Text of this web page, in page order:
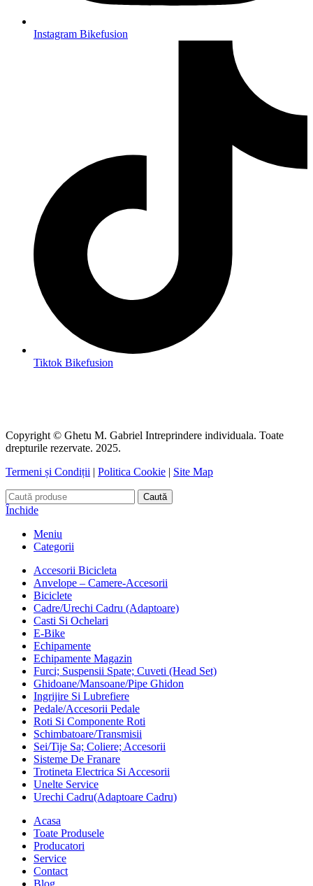
Instagram Bikefusion
Tiktok Bikefusion
Copyright © Ghetu M. Gabriel Intreprindere individuala. Toate
drepturile rezervate. 2025.
Termeni și Condiții | Politica Cookie | Site Map
Caută
Închide
Meniu
Categorii
Accesorii Bicicleta
Anvelope – Camere-Accesorii
Biciclete
Cadre/Urechi Cadru (Adaptoare)
Casti Si Ochelari
E-Bike
Echipamente
Echipamente Magazin
Furci; Suspensii Spate; Cuveti (Head Set)
Ghidoane/Mansoane/Pipe Ghidon
Ingrijire Si Lubrefiere
Pedale/Accesorii Pedale
Roti Si Componente Roti
Schimbatoare/Transmisii
Sei/Tije Sa; Coliere; Accesorii
Sisteme De Franare
Trotineta Electrica Si Accesorii
Unelte Service
Urechi Cadru(Adaptoare Cadru)
Acasa
Toate Produsele
Producatori
Service
Contact
Blog